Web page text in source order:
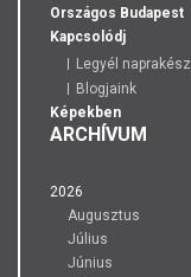
Országos Budapest
Kapcsolódj
Legyél naprakész
Blogjaink
Képekben
ARCHÍVUM
2026
Augusztus
Július
Június